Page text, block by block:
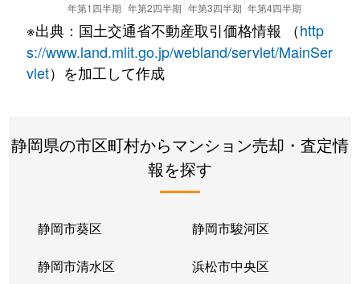
※出典：国土交通省不動産取引価格情報 （http
s://www.land.mlit.go.jp/webland/servlet/MainSer
vlet）を加工して作成
静岡県の市区町村からマンション売却・査定情
報を探す
静岡市葵区 静岡市駿河区
静岡市清水区 浜松市中央区